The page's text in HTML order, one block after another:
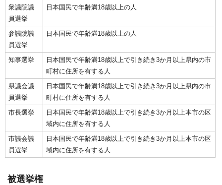
衆議院議
員選挙
日本国民で年齢満18歳以上の人
参議院議
員選挙
日本国民で年齢満18歳以上の人
知事選挙
日本国民で年齢満18歳以上で引き続き3か月以上県内の市
町村に住所を有する人
県議会議
員選挙
日本国民で年齢満18歳以上で引き続き3か月以上県内の市
町村に住所を有する人
市長選挙
日本国民で年齢満18歳以上で引き続き3か月以上本市の区
域内に住所を有する人
市議会議
員選挙
日本国民で年齢満18歳以上で引き続き3か月以上本市の区
域内に住所を有する人
被選挙権